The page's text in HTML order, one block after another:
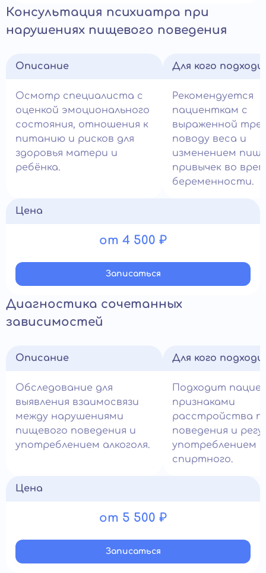
Консультация психиатра при
нарушениях пищевого поведения
Описание
Осмотр специалиста с
оценкой эмоционального
состояния, отношения к
питанию и рисков для
здоровья матери и
ребёнка.
Для кого
Рекомендуется
пациенткам с
выраженной
поводу веса и
изменением
привычек во
беременности.
Цена
от 4 500 ₽
Записатьcя
Диагностика сочетанных
зависимостей
Описание
Обследование для
выявления взаимосвязи
между нарушениями
пищевого поведения и
употреблением алкоголя.
Для кого
Подходит
признаками
расстройства
поведения и
употреблением
спиртного.
Цена
от 5 500 ₽
Записатьcя